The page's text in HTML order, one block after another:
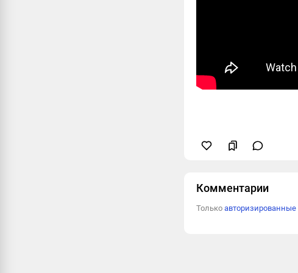
Комментарии
Только авторизированные